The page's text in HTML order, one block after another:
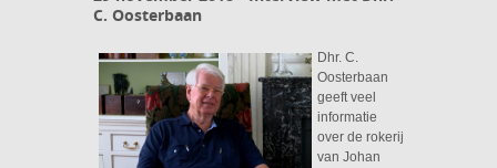
C. Oosterbaan
Dhr. C.
Oosterbaan
geeft veel
informatie
over de rokerij
van Johan